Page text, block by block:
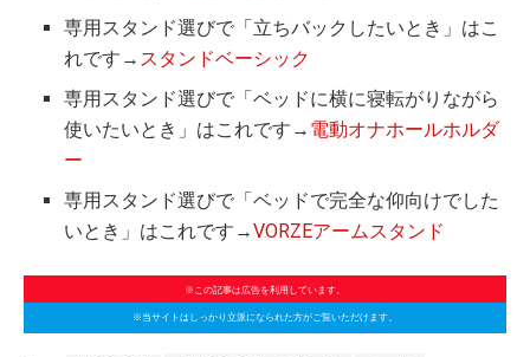
専用スタンド選びで「立ちバックしたいとき」はこ
れです→ スタンドベーシック
専用スタンド選びで「ベッドに横に寝転がりながら
使いたいとき」はこれです→ 電動オナホールホルダ
ー
専用スタンド選びで「ベッドで完全な仰向けでした
いとき」はこれです→VORZEアームスタンド
※この記事は広告を利用しています。
※当サイトはしっかり立派になられた方がご覧いただけます。